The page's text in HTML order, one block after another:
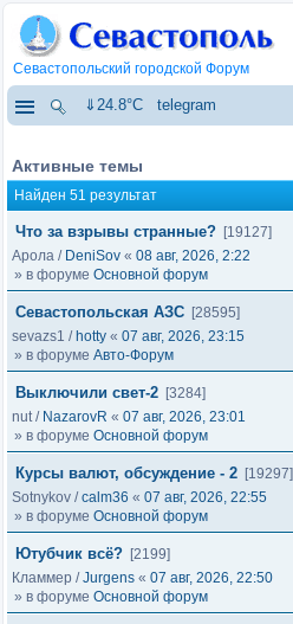
Севастопольский городской Форум
⇓24.8°C telegram
Активные темы
Найден 51 результат
Что за взрывы странные? [19127]
Арола / DeniSov « 08 авг, 2026, 2:22
» в форуме Основной форум
Севастопольская АЗС [28595]
sevazs1 / hotty « 07 авг, 2026, 23:15
» в форуме Авто-Форум
Выключили свет-2 [3284]
nut/ NazarovR « 07 авг, 2026, 23:01
» в форуме Основной форум
Курсы валют, обсуждение - 2 [19297]
Sotnykov /calm36 « 07 авг, 2026, 22:55
» в форуме Основной форум
Ютубчик всё? [2199]
Кламмер /Jurgens « 07 авг, 2026, 22:50
» в форуме Основной форум